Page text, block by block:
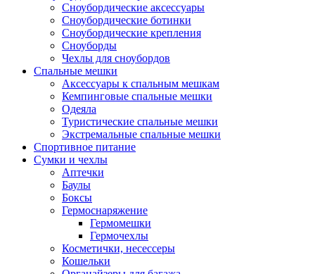
Сноубордические аксессуары
Сноубордические ботинки
Сноубордические крепления
Сноуборды
Чехлы для сноубордов
Спальные мешки
Аксессуары к спальным мешкам
Кемпинговые спальные мешки
Одеяла
Туристические спальные мешки
Экстремальные спальные мешки
Спортивное питание
Сумки и чехлы
Аптечки
Баулы
Боксы
Гермоснаряжение
Гермомешки
Гермочехлы
Косметички, несессеры
Кошельки